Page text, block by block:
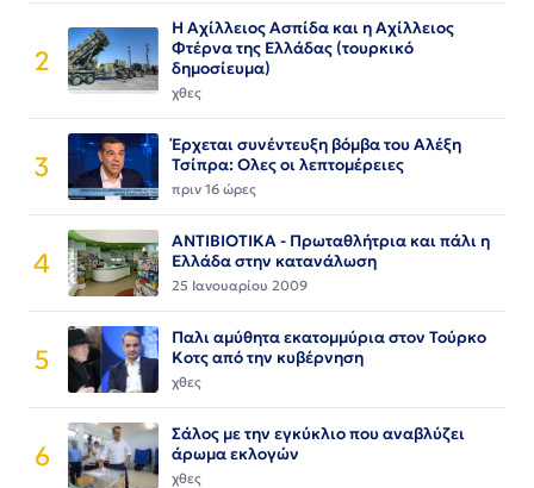
2
Η Αχίλλειος Ασπίδα και η Αχίλλειος
Φτέρνα της Ελλάδας (τουρκικό
δημοσίευμα)
χθες
3
Έρχεται συνέντευξη βόμβα του Αλέξη
Τσίπρα: Ολες οι λεπτομέρειες
πριν 16 ώρες
4
ΑΝΤΙΒΙΟΤΙΚΑ - Πρωταθλήτρια και πάλι η
Ελλάδα στην κατανάλωση
25 Ιανουαρίου 2009
5
Παλι αμύθητα εκατομμύρια στον Τούρκο
Κοτς από την κυβέρνηση
χθες
6
Σάλος με την εγκύκλιο που αναβλύζει
άρωμα εκλογών
χθες